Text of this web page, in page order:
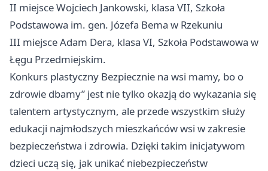
II miejsce Wojciech Jankowski, klasa VII, Szkoła
Podstawowa im. gen. Józefa Bema w Rzekuniu
III miejsce Adam Dera, klasa VI, Szkoła Podstawowa w
Łęgu Przedmiejskim.
Konkurs plastyczny Bezpiecznie na wsi mamy, bo o
zdrowie dbamy” jest nie tylko okazją do wykazania się
talentem artystycznym, ale przede wszystkim służy
edukacji najmłodszych mieszkańców wsi w zakresie
bezpieczeństwa i zdrowia. Dzięki takim inicjatywom
dzieci uczą się, jak unikać niebezpieczeństw